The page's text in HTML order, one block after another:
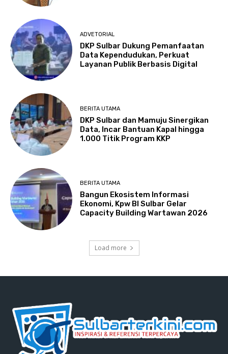
ADVETORIAL
DKP Sulbar Dukung Pemanfaatan
Data Kependudukan, Perkuat
Layanan Publik Berbasis Digital
BERITA UTAMA
DKP Sulbar dan Mamuju Sinergikan
Data, Incar Bantuan Kapal hingga
1.000 Titik Program KKP
BERITA UTAMA
Bangun Ekosistem Informasi
Ekonomi, Kpw BI Sulbar Gelar
Capacity Building Wartawan 2026
Load more